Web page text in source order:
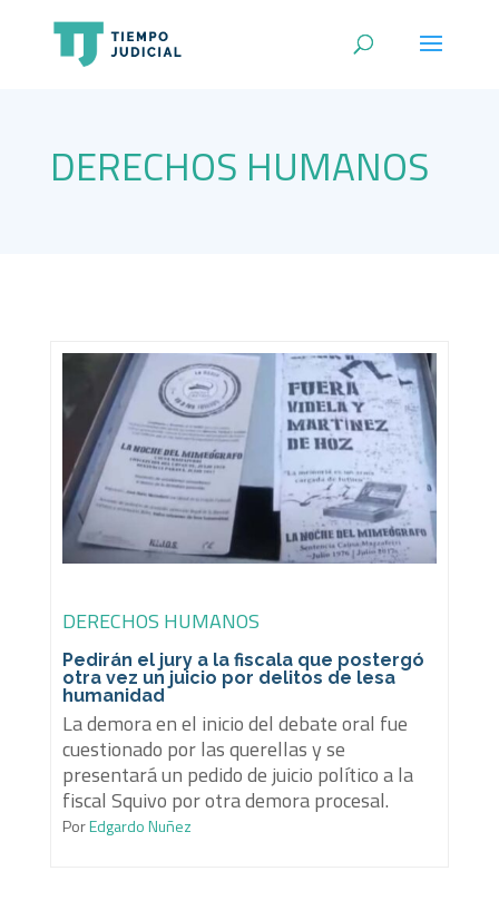
DERECHOS HUMANOS
DERECHOS HUMANOS
Pedirán el jury a la fiscala que postergó
otra vez un juicio por delitos de lesa
humanidad
La demora en el inicio del debate oral fue
cuestionado por las querellas y se
presentará un pedido de juicio político a la
fiscal Squivo por otra demora procesal.
PorEdgardo Nuñez